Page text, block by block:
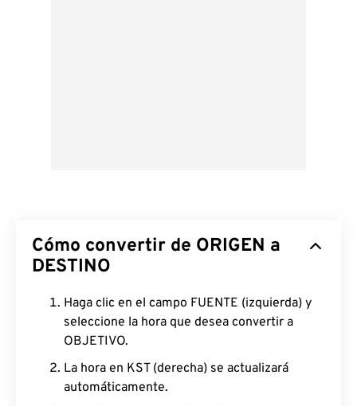
Cómo convertir de ORIGEN a
DESTINO
Haga clic en el campo FUENTE (izquierda) y
seleccione la hora que desea convertir a
OBJETIVO.
La hora en KST (derecha) se actualizará
automáticamente.